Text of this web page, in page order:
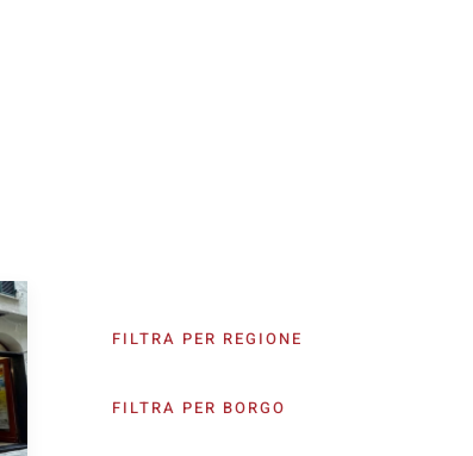
FILTRA PER REGIONE
FILTRA PER BORGO